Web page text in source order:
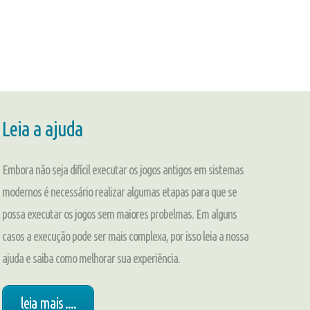
Leia a ajuda
Embora não seja difícil executar os jogos antigos em sistemas
modernos é necessário realizar algumas etapas para que se
possa executar os jogos sem maiores probelmas. Em alguns
casos a execução pode ser mais complexa, por isso leia a nossa
ajuda e saiba como melhorar sua experiência.
leia mais ....